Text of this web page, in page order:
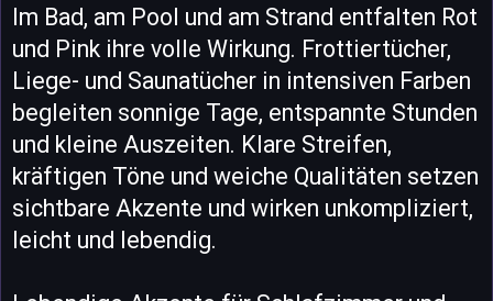
Im Bad, am Pool und am Strand entfalten Rot
und Pink ihre volle Wirkung. Frottiertücher,
Liege- und Saunatücher in intensiven Farben
begleiten sonnige Tage, entspannte Stunden
und kleine Auszeiten. Klare Streifen,
kräftigen Töne und weiche Qualitäten setzen
sichtbare Akzente und wirken unkompliziert,
leicht und lebendig.